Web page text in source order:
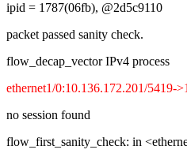
ipid = 1787(06fb), @2d5c9110
packet passed sanity check.
flow_decap_vector IPv4 process
ethernet1/0:10.136.172.201/5419-
no session found
flow_first_sanity_check: in